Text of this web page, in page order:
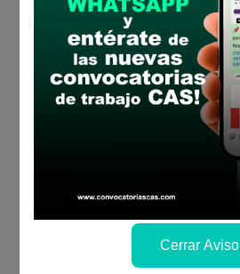
Cerrar Aviso